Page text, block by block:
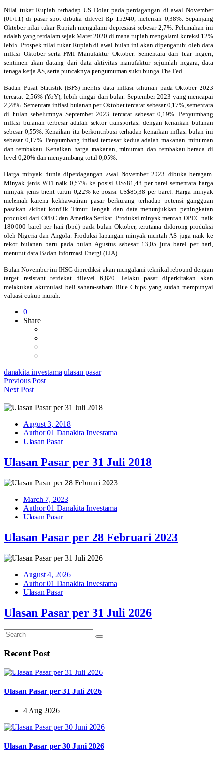
Nilai tukar Rupiah terhadap US Dolar pada perdagangan di awal November
(01/11) di pasar spot dibuka dilevel Rp 15.940, melemah 0,38%. Sepanjang
Oktober nilai tukar Rupiah mengalami depresiasi sebesar 2,7%. Pelemahan ini
adalah yang terdalam sejak Maret 2020 di mana rupiah mengalami koreksi 12%
lebih. Prospek nilai tukar Rupiah di awal bulan ini akan dipengaruhi oleh data
inflasi Oktober serta PMI Manufaktur Oktober. Sementara dari luar negeri,
sentimen akan datang dari data aktivitas manufaktur sejumlah negara, data
tenaga kerja AS, serta puncaknya pengumuman suku bunga The Fed.
Badan Pusat Statistik (BPS) merilis data inflasi tahunan pada Oktober 2023
tercatat 2,56% (YoY), lebih tinggi dari bulan September 2023 yang mencapai
2,28%. Sementara inflasi bulanan per Oktober tercatat sebesar 0,17%, sementara
di bulan sebelumnya September 2023 tercatat sebesar 0,19%. Penyumbang
inflasi bulanan terbesar adalah sektor transportasi dengan kenaikan bulanan
sebesar 0,55%. Kenaikan itu berkontribusi terhadap kenaikan inflasi bulan ini
sebesar 0,17%. Penyumbang inflasi terbesar kedua adalah makanan, minuman
dan tembakau. Kenaikan harga makanan, minuman dan tembakau berada di
level 0,20% dan menyumbang total 0,05%.
Harga minyak dunia diperdagangan awal November 2023 dibuka beragam.
Minyak jenis WTI naik 0,57% ke posisi US$81,48 per barel sementara harga
minyak jenis brent turun 0,22% ke posisi US$85,38 per barel. Harga minyak
melemah karena kekhawatiran pasar berkurang terhadap potensi gangguan
pasokan akibat konflik Timur Tengah dan data menunjukkan peningkatan
produksi dari OPEC dan Amerika Serikat. Produksi minyak mentah OPEC naik
180.000 barel per hari (bpd) pada bulan Oktober, terutama didorong produksi
oleh Nigeria dan Angola. Produksi lapangan minyak mentah AS juga naik ke
rekor bulanan baru pada bulan Agustus sebesar 13,05 juta barel per hari,
menurut data Badan Informasi Energi (EIA).
Bulan November ini IHSG diprediksi akan mengalami teknikal rebound dengan
target resistant terdekat dilevel 6,820. Pelaku pasar diperkirakan akan
melakukan akumulasi beli saham-saham Blue Chips yang sudah mempunyai
valuasi cukup murah.
0
Share
danakita investama ulasan pasar
Previous Post
Next Post
August 3, 2018
Author 01 Danakita Investama
Ulasan Pasar
Ulasan Pasar per 31 Juli 2018
March 7, 2023
Author 01 Danakita Investama
Ulasan Pasar
Ulasan Pasar per 28 Februari 2023
August 4, 2026
Author 01 Danakita Investama
Ulasan Pasar
Ulasan Pasar per 31 Juli 2026
Recent Post
Ulasan Pasar per 31 Juli 2026
4 Aug 2026
Ulasan Pasar per 30 Juni 2026